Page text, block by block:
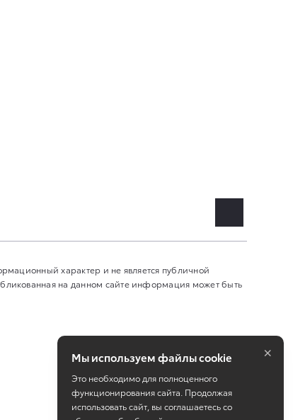
характер и не является публичной
на данном сайте информация может быть
Мы используем файлы cookie
Это необходимо для полноценного
функционирования сайта. Продолжая
использовать сайт, вы соглашаетесь со
×